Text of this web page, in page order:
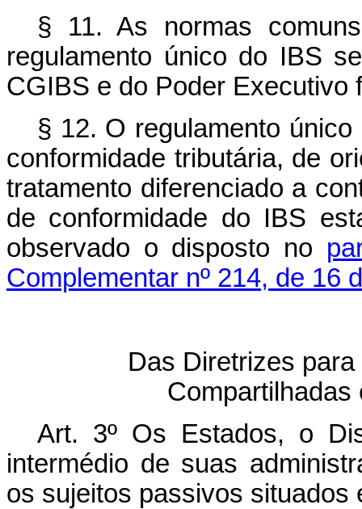
§ 11. As normas
regulamento único do IBS
CGIBS e do Poder Executivo
§ 12. O regulamento
conformidade tributária, de
tratamento diferenciado a
de conformidade do IBS
observado o disposto no
Complementar nº 214, de 16
Das Diretrizes
Compartilhadas
Art. 3ºOs Estados, o
intermédio de suas
os sujeitos passivos situados